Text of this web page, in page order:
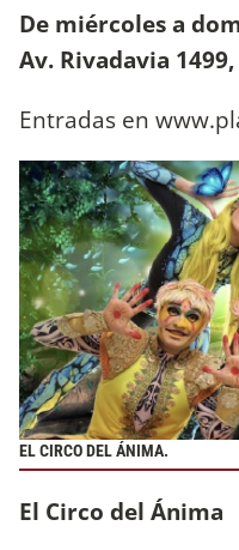
De miércoles a
Av. Rivadavia 1499,
Entradas en
EL CIRCO DEL ÁNIMA.
El Circo del Ánima